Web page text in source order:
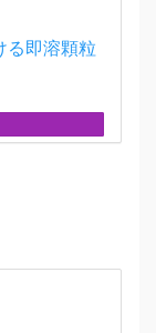
る即溶顆粒